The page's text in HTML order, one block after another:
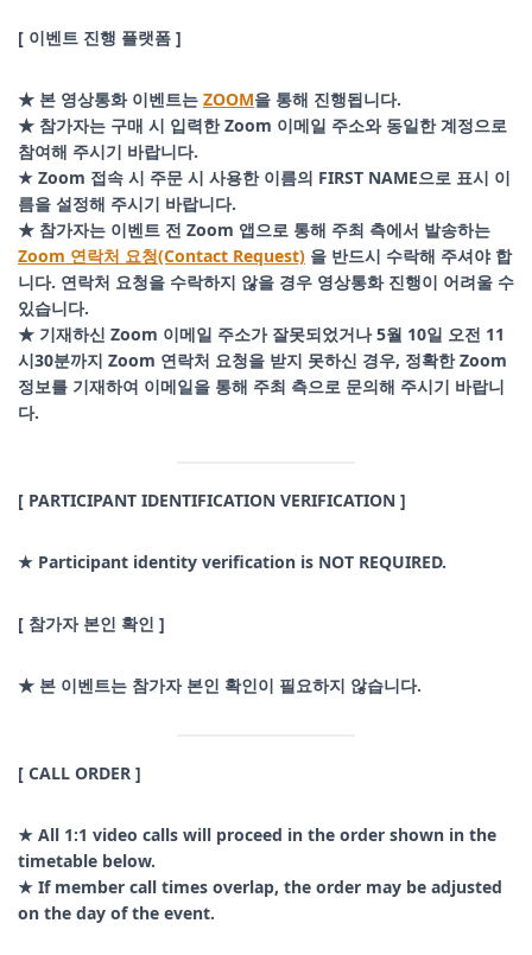
[ 이벤트 진행 플랫폼 ]
★ 본 영상통화 이벤트는 ZOOM을 통해 진행됩니다.
★ 참가자는 구매 시 입력한 Zoom 이메일 주소와 동일한 계정으로
참여해 주시기 바랍니다.
★ Zoom 접속 시 주문 시 사용한 이름의 FIRST NAME으로 표시 이
름을 설정해 주시기 바랍니다.
★ 참가자는 이벤트 전 Zoom 앱으로 통해 주최 측에서 발송하는
Zoom 연락처 요청(Contact Request) 을 반드시 수락해 주셔야 합
니다. 연락처 요청을 수락하지 않을 경우 영상통화 진행이 어려울 수
있습니다.
★ 기재하신 Zoom 이메일 주소가 잘못되었거나 5월 10일 오전 11
시30분까지 Zoom 연락처 요청을 받지 못하신 경우, 정확한 Zoom
정보를 기재하여 이메일을 통해 주최 측으로 문의해 주시기 바랍니
다.
[ PARTICIPANT IDENTIFICATION VERIFICATION ]
★ Participant identity verification is NOT REQUIRED.
[ 참가자 본인 확인 ]
★ 본 이벤트는 참가자 본인 확인이 필요하지 않습니다.
[ CALL ORDER ]
★ All 1:1 video calls will proceed in the order shown in the
timetable below.
★ If member call times overlap, the order may be adjusted
on the day of the event.